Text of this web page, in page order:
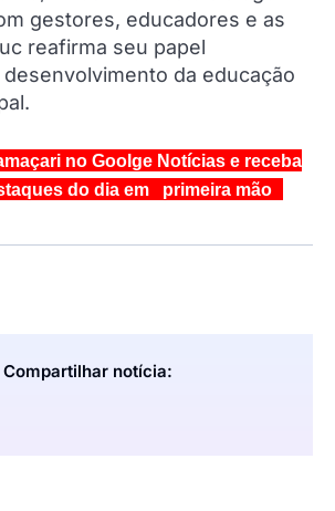
gestores, educadores e as
reafirma seu papel
da educação
no Goolge Notícias e receba
do dia em primeira mão
Compartilhar notícia: